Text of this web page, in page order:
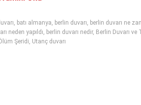
, batı almanya, berlin duvarı, berlin duvarı ne
neden yapıldı, berlin duvarı nedir, Berlin Duvarı ve
Şeridi, Utanç duvarı